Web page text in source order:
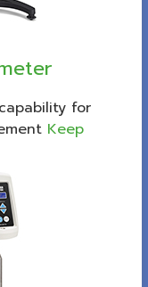
for
Keep